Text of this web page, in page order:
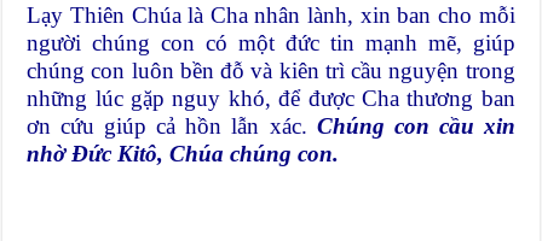
Lạy Thiên Chúa là Cha nhân lành, xin ban cho mỗi
người chúng con có một đức tin mạnh mẽ, giúp
chúng con luôn bền đỗ và kiên trì cầu nguyện trong
những lúc gặp nguy khó, để được Cha thương ban
ơn cứu giúp cả hồn lẫn xác. Chúng con cầu xin
nhờ Đức Kitô, Chúa chúng con.